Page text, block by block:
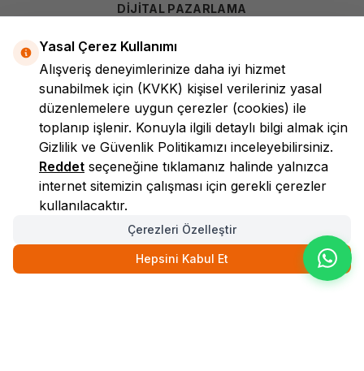
DİJİTAL PAZARLAMA
LokmanAVM
Yasal Çerez Kullanımı
Alışveriş deneyimlerinize daha iyi hizmet
sunabilmek için (KVKK) kişisel verileriniz yasal
düzenlemelere uygun çerezler (cookies) ile
toplanıp işlenir. Konuyla ilgili detaylı bilgi almak için
Gizlilik ve Güvenlik Politikamızı inceleyebilirsiniz.
Reddet seçeneğine tıklamanız halinde yalnızca
internet sitemizin çalışması için gerekli çerezler
kullanılacaktır.
Çerezleri Özelleştir
Hepsini Kabul Et